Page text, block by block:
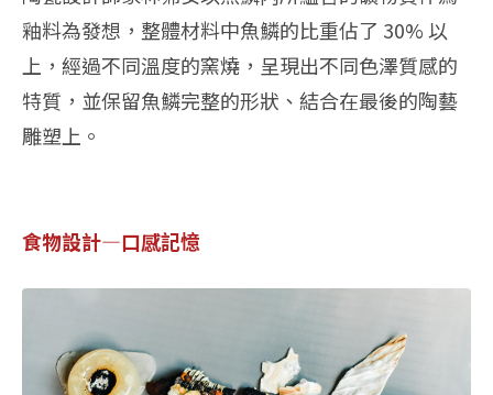
釉料為發想，整體材料中魚鱗的比重佔了 30% 以
上，經過不同溫度的窯燒，呈現出不同色澤質感的
特質，並保留魚鱗完整的形狀、結合在最後的陶藝
雕塑上。
食物設計—口感記憶